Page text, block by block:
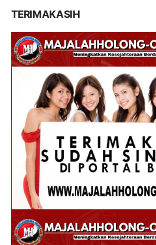
TERIMAKASIH